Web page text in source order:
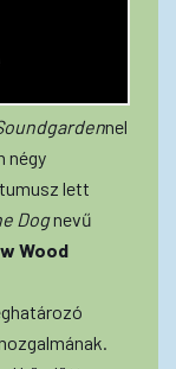
nel
négy
lett
Dognevű
Wood